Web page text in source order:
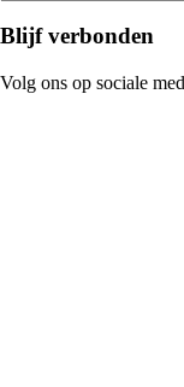
Blijf verbonden
Volg ons op sociale